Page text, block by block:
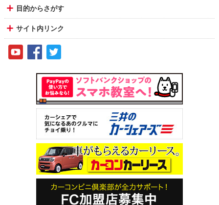
目的からさがす
サイト内リンク